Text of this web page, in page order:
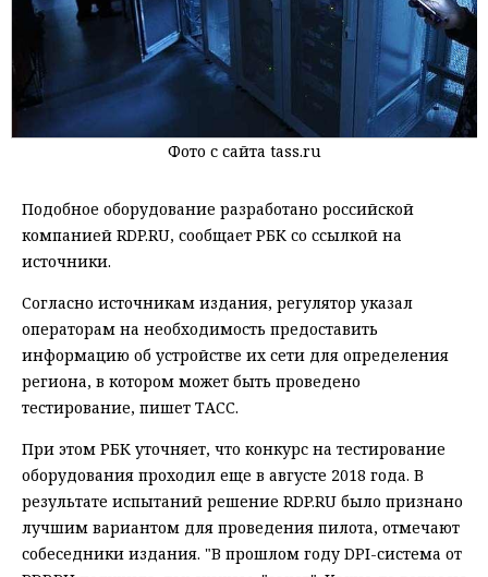
Фото с сайта tass.ru
Подобное оборудование разработано российской
компанией RDP.RU, сообщает РБК со ссылкой на
источники.
Согласно источникам издания, регулятор указал
операторам на необходимость предоставить
информацию об устройстве их сети для определения
региона, в котором может быть проведено
тестирование, пишет ТАСС.
При этом РБК уточняет, что конкурс на тестирование
оборудования проходил еще в августе 2018 года. В
результате испытаний решение RDP.RU было признано
лучшим вариантом для проведения пилота, отмечают
собеседники издания. "В прошлом году DPI-система от